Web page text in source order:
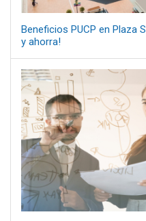
Beneficios PUCP en Plaza
y ahorra!